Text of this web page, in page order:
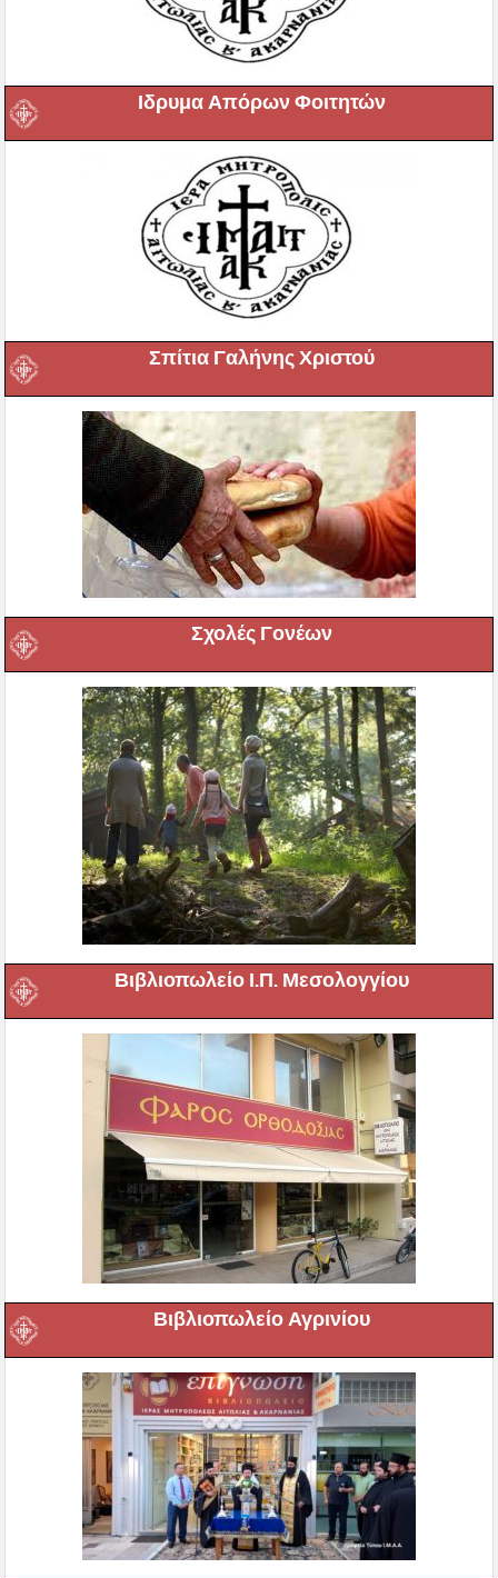
Ιδρυμα Απόρων Φοιτητών
Σπίτια Γαλήνης Χριστού
Σχολές Γονέων
Βιβλιοπωλείο Ι.Π. Μεσολογγίου
Βιβλιοπωλείο Αγρινίου